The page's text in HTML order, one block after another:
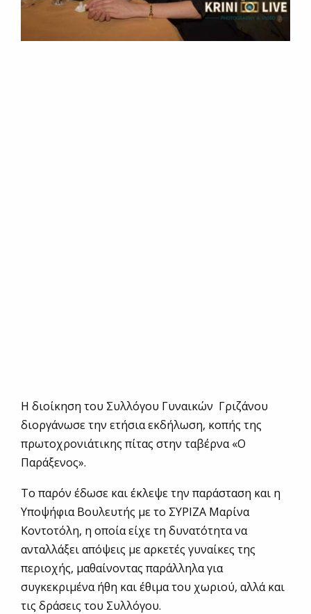
Η διοίκηση του Συλλόγου Γυναικών Γριζάνου
διοργάνωσε την ετήσια εκδήλωση, κοπής της
πρωτοχρονιάτικης πίτας στην ταβέρνα «Ο
Παράξενος».
Το παρόν έδωσε και έκλεψε την παράσταση και η
Υποψήφια Βουλευτής με το ΣΥΡΙΖΑ Μαρίνα
Κοντοτόλη, η οποία είχε τη δυνατότητα να
ανταλλάξει απόψεις με αρκετές γυναίκες της
περιοχής, μαθαίνοντας παράλληλα για
συγκεκριμένα ήθη και έθιμα του χωριού, αλλά και
τις δράσεις του Συλλόγου.